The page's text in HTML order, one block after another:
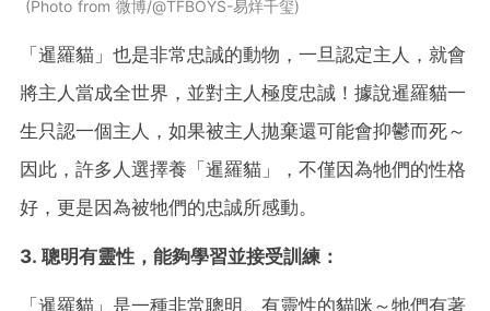
Photo from 微博/@TFBOYS-易烊千玺
「暹羅貓」也是非常忠誠的動物，一旦認定主人，就會
將主人當成全世界，並對主人極度忠誠！據說暹羅貓一
生只認一個主人，如果被主人拋棄還可能會抑鬱而死～
因此，許多人選擇養「暹羅貓」，不僅因為牠們的性格
好，更是因為被牠們的忠誠所感動。
3. 聰明有靈性，能夠學習並接受訓練：
「暹羅貓」是一種非常聰明、有靈性的貓咪～牠們有著